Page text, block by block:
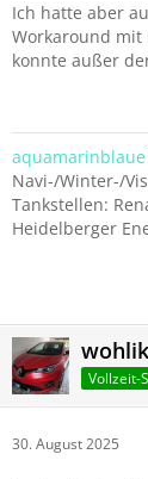
Ich hatte aber
Workaround mit
konnte außer
aquamarinblaue
Navi-/Winter-/
Tankstellen:
Heidelberger
Vollzeit-
30. August 2025